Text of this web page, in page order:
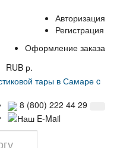
Авторизация
Регистрация
Оформление заказа
RUB р.
8 (800) 222 44 29